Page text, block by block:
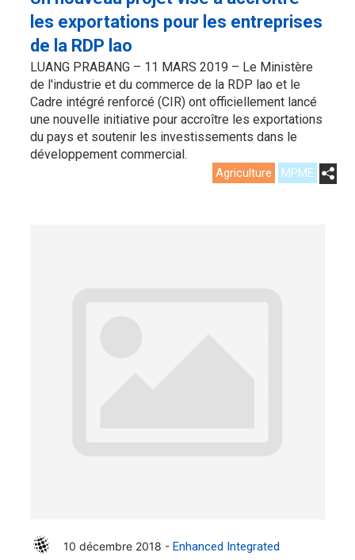
les exportations pour les entreprises
de la RDP lao
LUANG PRABANG – 11 MARS 2019 – Le Ministère
de l'industrie et du commerce de la RDP lao et le
Cadre intégré renforcé (CIR) ont officiellement lancé
une nouvelle initiative pour accroître les exportations
du pays et soutenir les investissements dans le
développement commercial.
Agriculture MPME
10 décembre 2018 - Enhanced Integrated